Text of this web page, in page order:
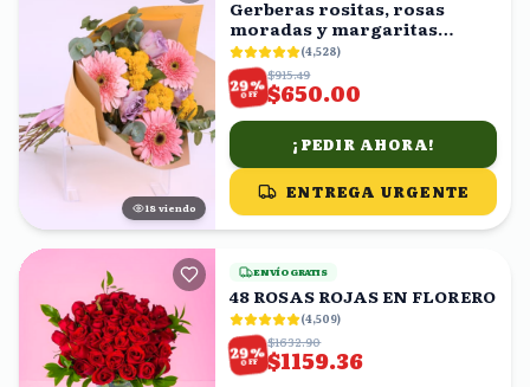
17 viendo
Gerberas rositas, rosas
moradas y margaritas
amarillas en ramo
(4,528)
29%
OFF
$915.49
$650.00
¡PEDIR AHORA!
ENTREGA URGENTE
ENVÍO GRATIS
48 ROSAS ROJAS EN FLORERO
(4,509)
29%
OFF
$1632.90
$1159.36